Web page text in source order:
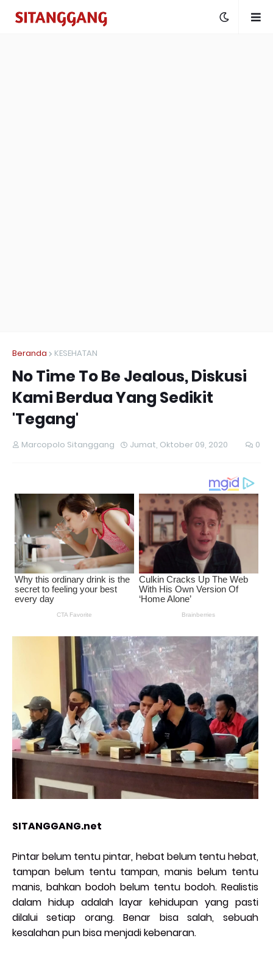
Beranda KESEHATAN
No Time To Be Jealous, Diskusi
Kami Berdua Yang Sedikit
'Tegang'
Marcopolo Sitanggang Jumat, Oktober 09, 2020 0
SITANGGANG.net
Pintar belum tentu pintar, hebat belum tentu hebat,
tampan belum tentu tampan, manis belum tentu
manis, bahkan bodoh belum tentu bodoh. Realistis
dalam hidup adalah layar kehidupan yang pasti
dilalui setiap orang. Benar bisa salah, sebuah
kesalahan pun bisa menjadi kebenaran.